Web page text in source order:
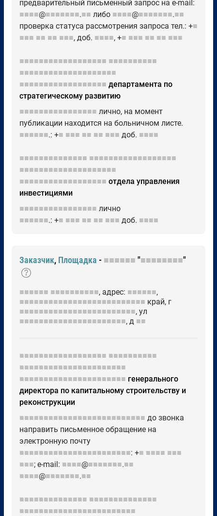
предварительный письменный запрос на e-mail:
■■■■@■■■■■■■.■■ либо ■■■■@■■■■■■■.■■
проверка статуса рассмотрения запроса тел.: +■
■■■ ■■ ■■ ■■■, доб. ■■■■, +■ ■■■ ■■ ■■ ■■■
■■■■■■■■■■■■■■■■■■ ■■■■■■■■■■
■■■■■■■■■■■■■■■■■■■■
■■■■■■■■■■■■■■■■■■ департамента по
стратегическому развитию
■■■■■■■■■■■■■■■■ лично, на момент
публикации находится на больничном листе.
■■■■■■.: +■ ■■■ ■■ ■■ ■■■ доб. ■■■■
■■■■■■■■■■■■■■ ■■■■■■■■■■■■■■■■■■
■■■■■■■■■■■■■■■■■■■■
■■■■■■■■■■■■■■■■■■ отдела управления
инвестициями
■■■■■■■■■■■■■■■■ лично
■■■■■■.: +■ ■■■ ■■ ■■ ■■■ доб. ■■■■
Заказчик, Площадка - ■■■■■■ "■■■■■■■■"
■■■■■■ ■■■■■■■■■■, адрес: ■■■■■■,
■■■■■■■■■■■■■■■■■■■■■■■■■■ край, г
■■■■■■■■■■■■■■■■■■■■■■■■, ул
■■■■■■■■■■■■■■■■■■■■■■, д ■■
■■■■■■■■■■■■■■■■■■ ■■■■■■■■■■
■■■■■■■■■■■■■■■■■■■■■■
■■■■■■■■■■■■■■■■■■■■■■ генерального
директора по капитальному строительству и
реконструкции
■■■■■■■■■■■■■■■■■■■■■■■■■■ до звонка
направить письменное обращение на
электронную почту
■■■■■■■■■■■■■■■■■■■■■■■: +■ ■■■■ ■■■
■■■; e-mail: ■■■■@■■■■■■■.■■
■■■■@■■■■■■■.■■
■■■■■■■■■■■■■■ ■■■■■■■■■■■■■■
■■■■■■■■■■■■■■■■■■■■■■■■